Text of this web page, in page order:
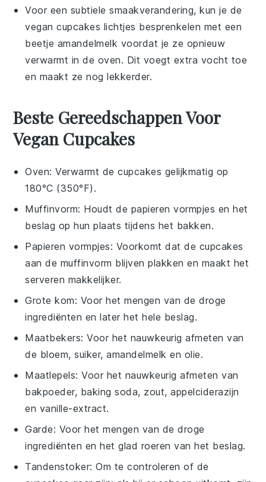
Voor een subtiele smaakverandering, kun je de
vegan cupcakes lichtjes besprenkelen met een
beetje amandelmelk voordat je ze opnieuw
verwarmt in de oven. Dit voegt extra vocht toe
en maakt ze nog lekkerder.
Beste Gereedschappen Voor
Vegan Cupcakes
Oven: Verwarmt de cupcakes gelijkmatig op
180°C (350°F).
Muffinvorm: Houdt de papieren vormpjes en het
beslag op hun plaats tijdens het bakken.
Papieren vormpjes: Voorkomt dat de cupcakes
aan de muffinvorm blijven plakken en maakt het
serveren makkelijker.
Grote kom: Voor het mengen van de droge
ingrediënten en later het hele beslag.
Maatbekers: Voor het nauwkeurig afmeten van
de bloem, suiker, amandelmelk en olie.
Maatlepels: Voor het nauwkeurig afmeten van
bakpoeder, baking soda, zout, appelciderazijn
en vanille-extract.
Garde: Voor het mengen van de droge
ingrediënten en het glad roeren van het beslag.
Tandenstoker: Om te controleren of de